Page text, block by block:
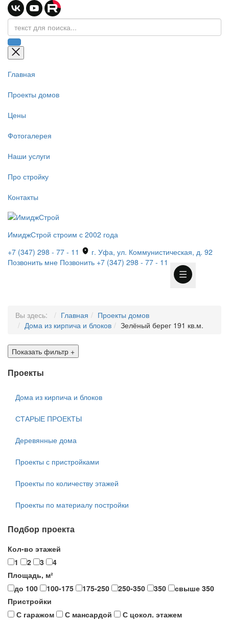
Главная
Проекты домов
Цены
Фотогалерея
Наши услуги
Про стройку
Контакты
ИмиджСтрой строим с 2002 года
+7 (347) 298 - 77 - 11
г. Уфа, ул. Коммунистическая, д. 92
Позвонить мне Позвонить +7 (347) 298 - 77 - 11
Вы здесь: Главная
Проекты домов
Дома из кирпича и блоков
Зелёный берег 191 кв.м.
Показать фильтр +
Проекты
Дома из кирпича и блоков
СТАРЫЕ ПРОЕКТЫ
Деревянные дома
Проекты с пристройками
Проекты по количеству этажей
Проекты по материалу постройки
Подбор проекта
Кол-во этажей
1
2 3
4
Площадь, м²
до 100
100-175 175-250 250-350 350
свыше 350
Пристройки
С гаражом
С мансардой
С цокол. этажем